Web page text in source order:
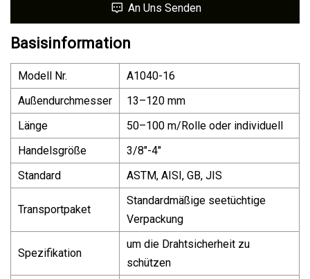
An Uns Senden
Basisinformation
Modell Nr.
A1040-16
Außendurchmesser
13–120 mm
Länge
50–100 m/Rolle oder individuell
Handelsgröße
3/8"-4"
Standard
ASTM, AISI, GB, JIS
Transportpaket
Standardmäßige seetüchtige
Verpackung
Spezifikation
um die Drahtsicherheit zu
schützen